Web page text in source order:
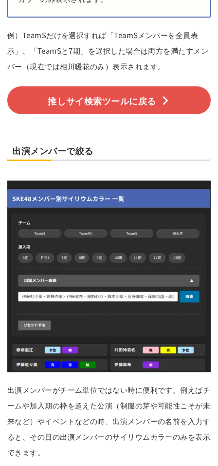
例）TeamSだけを選択すれば「TeamSメンバーを全員表
示」、「TeamSと7期」を選択した場合は両方を満たすメン
バー（現在では相川暖花のみ）表示されます。
推しサイ検索ツールに戻る
出演メンバーで絞る
出演メンバーがチーム単位ではない時に便利です。例えばチ
ームや加入期の枠を超えた公演（制服の芽や可能性こそが未
来など）やイベントなどの時、出演メンバーの名前を入力す
ると、その日の出演メンバーのサイリウムカラーのみを表示
できます。